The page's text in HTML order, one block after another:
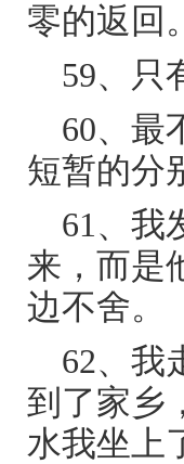
零的返回
59、只
60、最
短暂的分
61、我
来，而是
边不舍。
62、我
到了家乡
水我坐上